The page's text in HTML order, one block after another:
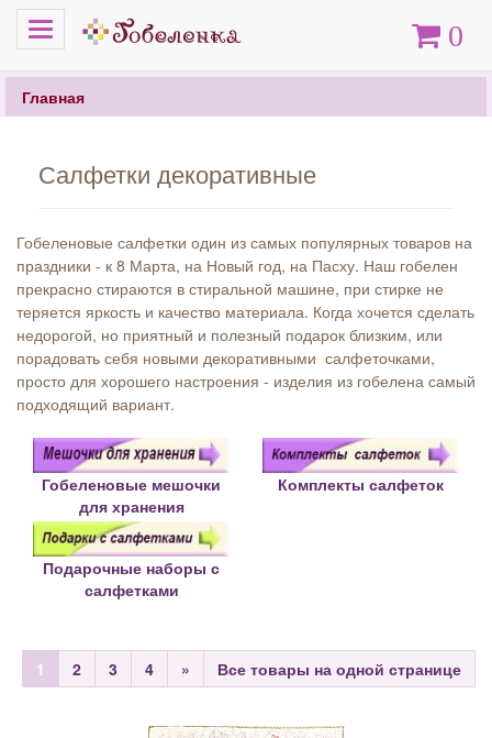
Меню Корзина
0
Главная
Салфетки декоративные
Гобеленовые салфетки один из самых популярных товаров на
праздники - к 8 Марта, на Новый год, на Пасху. Наш гобелен
прекрасно стираются в стиральной машине, при стирке не
теряется яркость и качество материала. Когда хочется сделать
недорогой, но приятный и полезный подарок близким, или
порадовать себя новыми декоративными салфеточками,
просто для хорошего настроения - изделия из гобелена самый
подходящий вариант.
Гобеленовые мешочки
для хранения
Комплекты салфеток
Подарочные наборы с
салфетками
1 2 3 4 » Все товары на одной странице